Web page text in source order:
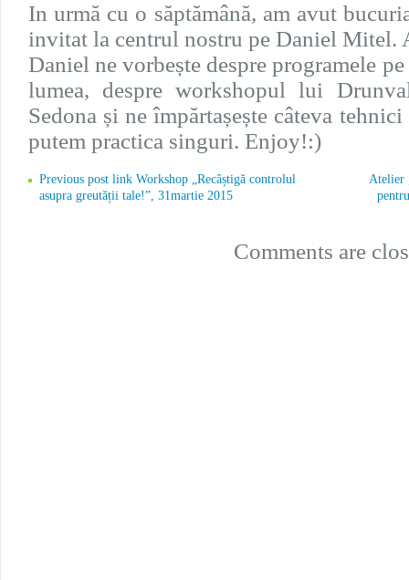
In urmă cu o săptămână, am avut
invitat la centrul nostru pe Daniel
Daniel ne vorbește despre programele
lumea, despre workshopul lui
Sedona și ne împărtașește câteva
putem practica singuri. Enjoy!:)
Previous post link Workshop „Recâștigă controlul
asupra greutății tale!”, 31martie 2015
Atelier
Comments are